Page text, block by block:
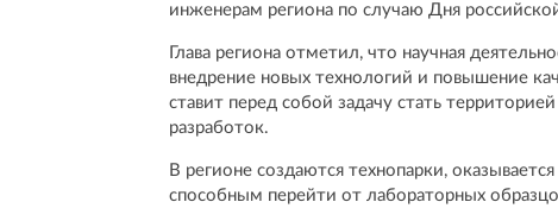
инженерам региона по случаю Дня
Глава региона отметил, что научная
внедрение новых технологий и повышение
ставит перед собой задачу стать
разработок.
В регионе создаются технопарки,
способным перейти от лабораторных